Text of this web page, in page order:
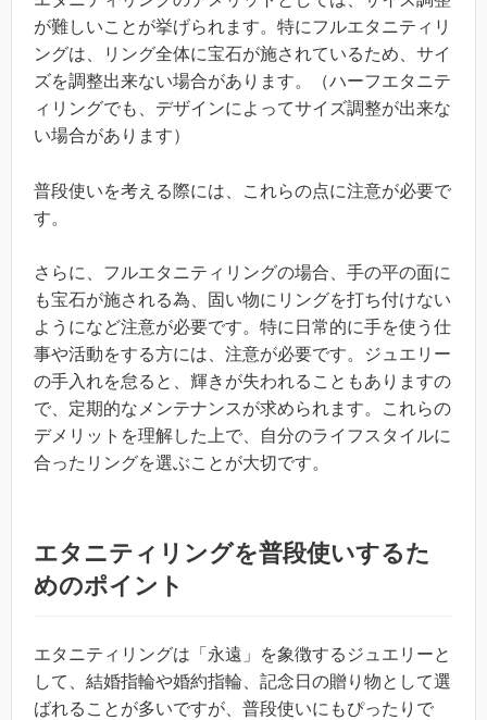
が難しいことが挙げられます。特にフルエタニティリ
ングは、リング全体に宝石が施されているため、サイ
ズを調整出来ない場合があります。（ハーフエタニテ
ィリングでも、デザインによってサイズ調整が出来な
い場合があります）
普段使いを考える際には、これらの点に注意が必要で
す。
さらに、フルエタニティリングの場合、手の平の面に
も宝石が施される為、固い物にリングを打ち付けない
ようになど注意が必要です。特に日常的に手を使う仕
事や活動をする方には、注意が必要です。ジュエリー
の手入れを怠ると、輝きが失われることもありますの
で、定期的なメンテナンスが求められます。これらの
デメリットを理解した上で、自分のライフスタイルに
合ったリングを選ぶことが大切です。
エタニティリングを普段使いするた
めのポイント
エタニティリングは「永遠」を象徴するジュエリーと
して、結婚指輪や婚約指輪、記念日の贈り物として選
ばれることが多いですが、普段使いにもぴったりで